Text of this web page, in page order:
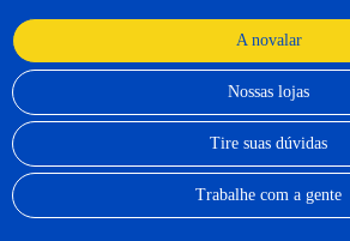
A novalar
Nossas lojas
Tire suas dúvidas
Trabalhe com a gente